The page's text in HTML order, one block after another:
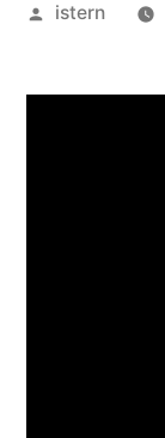
Publicado
istern